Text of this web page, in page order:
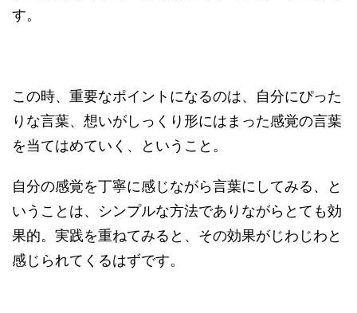
す。
この時、重要なポイントになるのは、自分にぴった
りな言葉、想いがしっくり形にはまった感覚の言葉
を当てはめていく、ということ。
自分の感覚を丁寧に感じながら言葉にしてみる、と
いうことは、シンプルな方法でありながらとても効
果的。実践を重ねてみると、その効果がじわじわと
感じられてくるはずです。